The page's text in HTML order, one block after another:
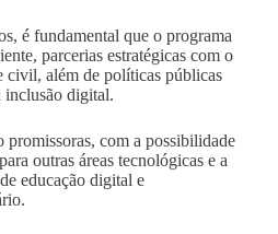
é fundamental que o programa
parcerias estratégicas com o
civil, além de políticas públicas
inclusão digital.
promissoras, com a possibilidade
outras áreas tecnológicas e a
educação digital e